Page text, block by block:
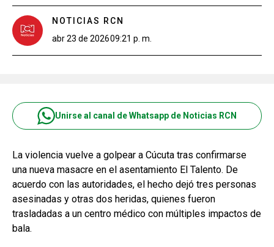
NOTICIAS RCN
abr 23 de 202609:21 p. m.
Unirse al canal de Whatsapp de Noticias RCN
La violencia vuelve a golpear a Cúcuta tras confirmarse
una nueva masacre en el asentamiento El Talento. De
acuerdo con las autoridades, el hecho dejó tres personas
asesinadas y otras dos heridas, quienes fueron
trasladadas a un centro médico con múltiples impactos de
bala.